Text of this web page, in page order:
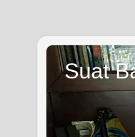
Suat